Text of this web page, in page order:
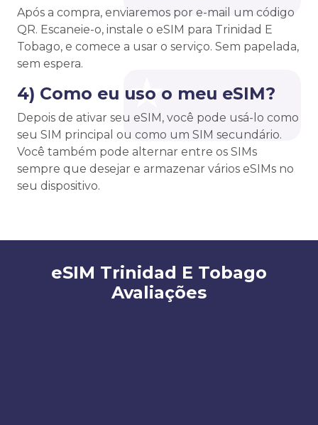
Após a compra, enviaremos por e-mail um código
QR. Escaneie-o, instale o eSIM para Trinidad E
Tobago, e comece a usar o serviço. Sem papelada,
sem espera.
4) Como eu uso o meu eSIM?
Depois de ativar seu eSIM, você pode usá-lo como
seu SIM principal ou como um SIM secundário.
Você também pode alternar entre os SIMs
sempre que desejar e armazenar vários eSIMs no
seu dispositivo.
eSIM Trinidad E Tobago
Avaliações